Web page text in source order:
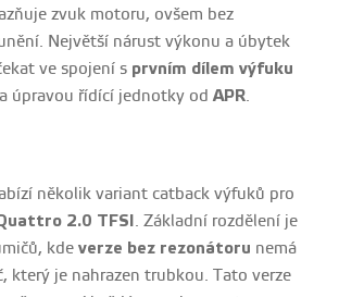
zvuk motoru, ovšem bez
Největší nárust výkonu a úbytek
ve spojení s prvním dílem výfuku
a úpravou řídící jednotky odAPR.
několik variant catback výfuků pro
2.0 TFSI. Základní rozdělení je
kdeverze bez rezonátoru nemá
který je nahrazen trubkou. Tato verze